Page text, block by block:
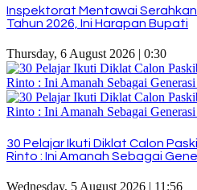
Inspektorat Mentawai Serahkan
Tahun 2026, Ini Harapan Bupati
Thursday, 6 August 2026 | 0:30
30 Pelajar Ikuti Diklat Calon
Rinto : Ini Amanah Sebagai
Wednesday, 5 August 2026 | 11:56